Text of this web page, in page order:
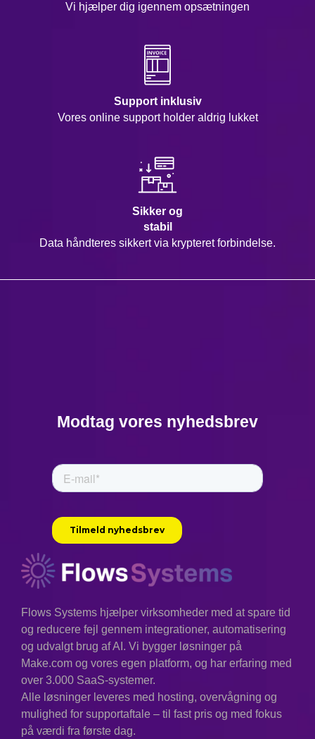
Vi hjælper dig igennem opsætningen
Support inklusiv
Vores online support holder aldrig lukket
Sikker og
stabil
Data håndteres sikkert via krypteret forbindelse.
Modtag vores nyhedsbrev
Flows Systems hjælper virksomheder med at spare tid
og reducere fejl gennem integrationer, automatisering
og udvalgt brug af AI. Vi bygger løsninger på
Make.com og vores egen platform, og har erfaring med
over 3.000 SaaS-systemer.
Alle løsninger leveres med hosting, overvågning og
mulighed for supportaftale – til fast pris og med fokus
på værdi fra første dag.